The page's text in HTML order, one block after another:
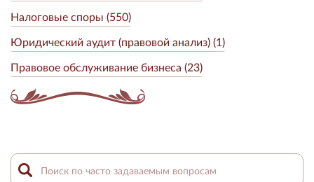
Налоговые споры (550)
Юридический аудит (правовой анализ) (1)
Правовое обслуживание бизнеса (23)